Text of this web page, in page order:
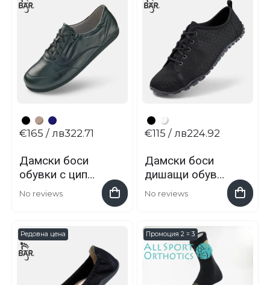
Дамски боси
обувки с цип
Clea
No reviews
€165 / лв322.71
Дамски боси
дишащи обувки
Judy
No reviews
€115 / лв224.92
Редовна цена Промоция 2 = 3